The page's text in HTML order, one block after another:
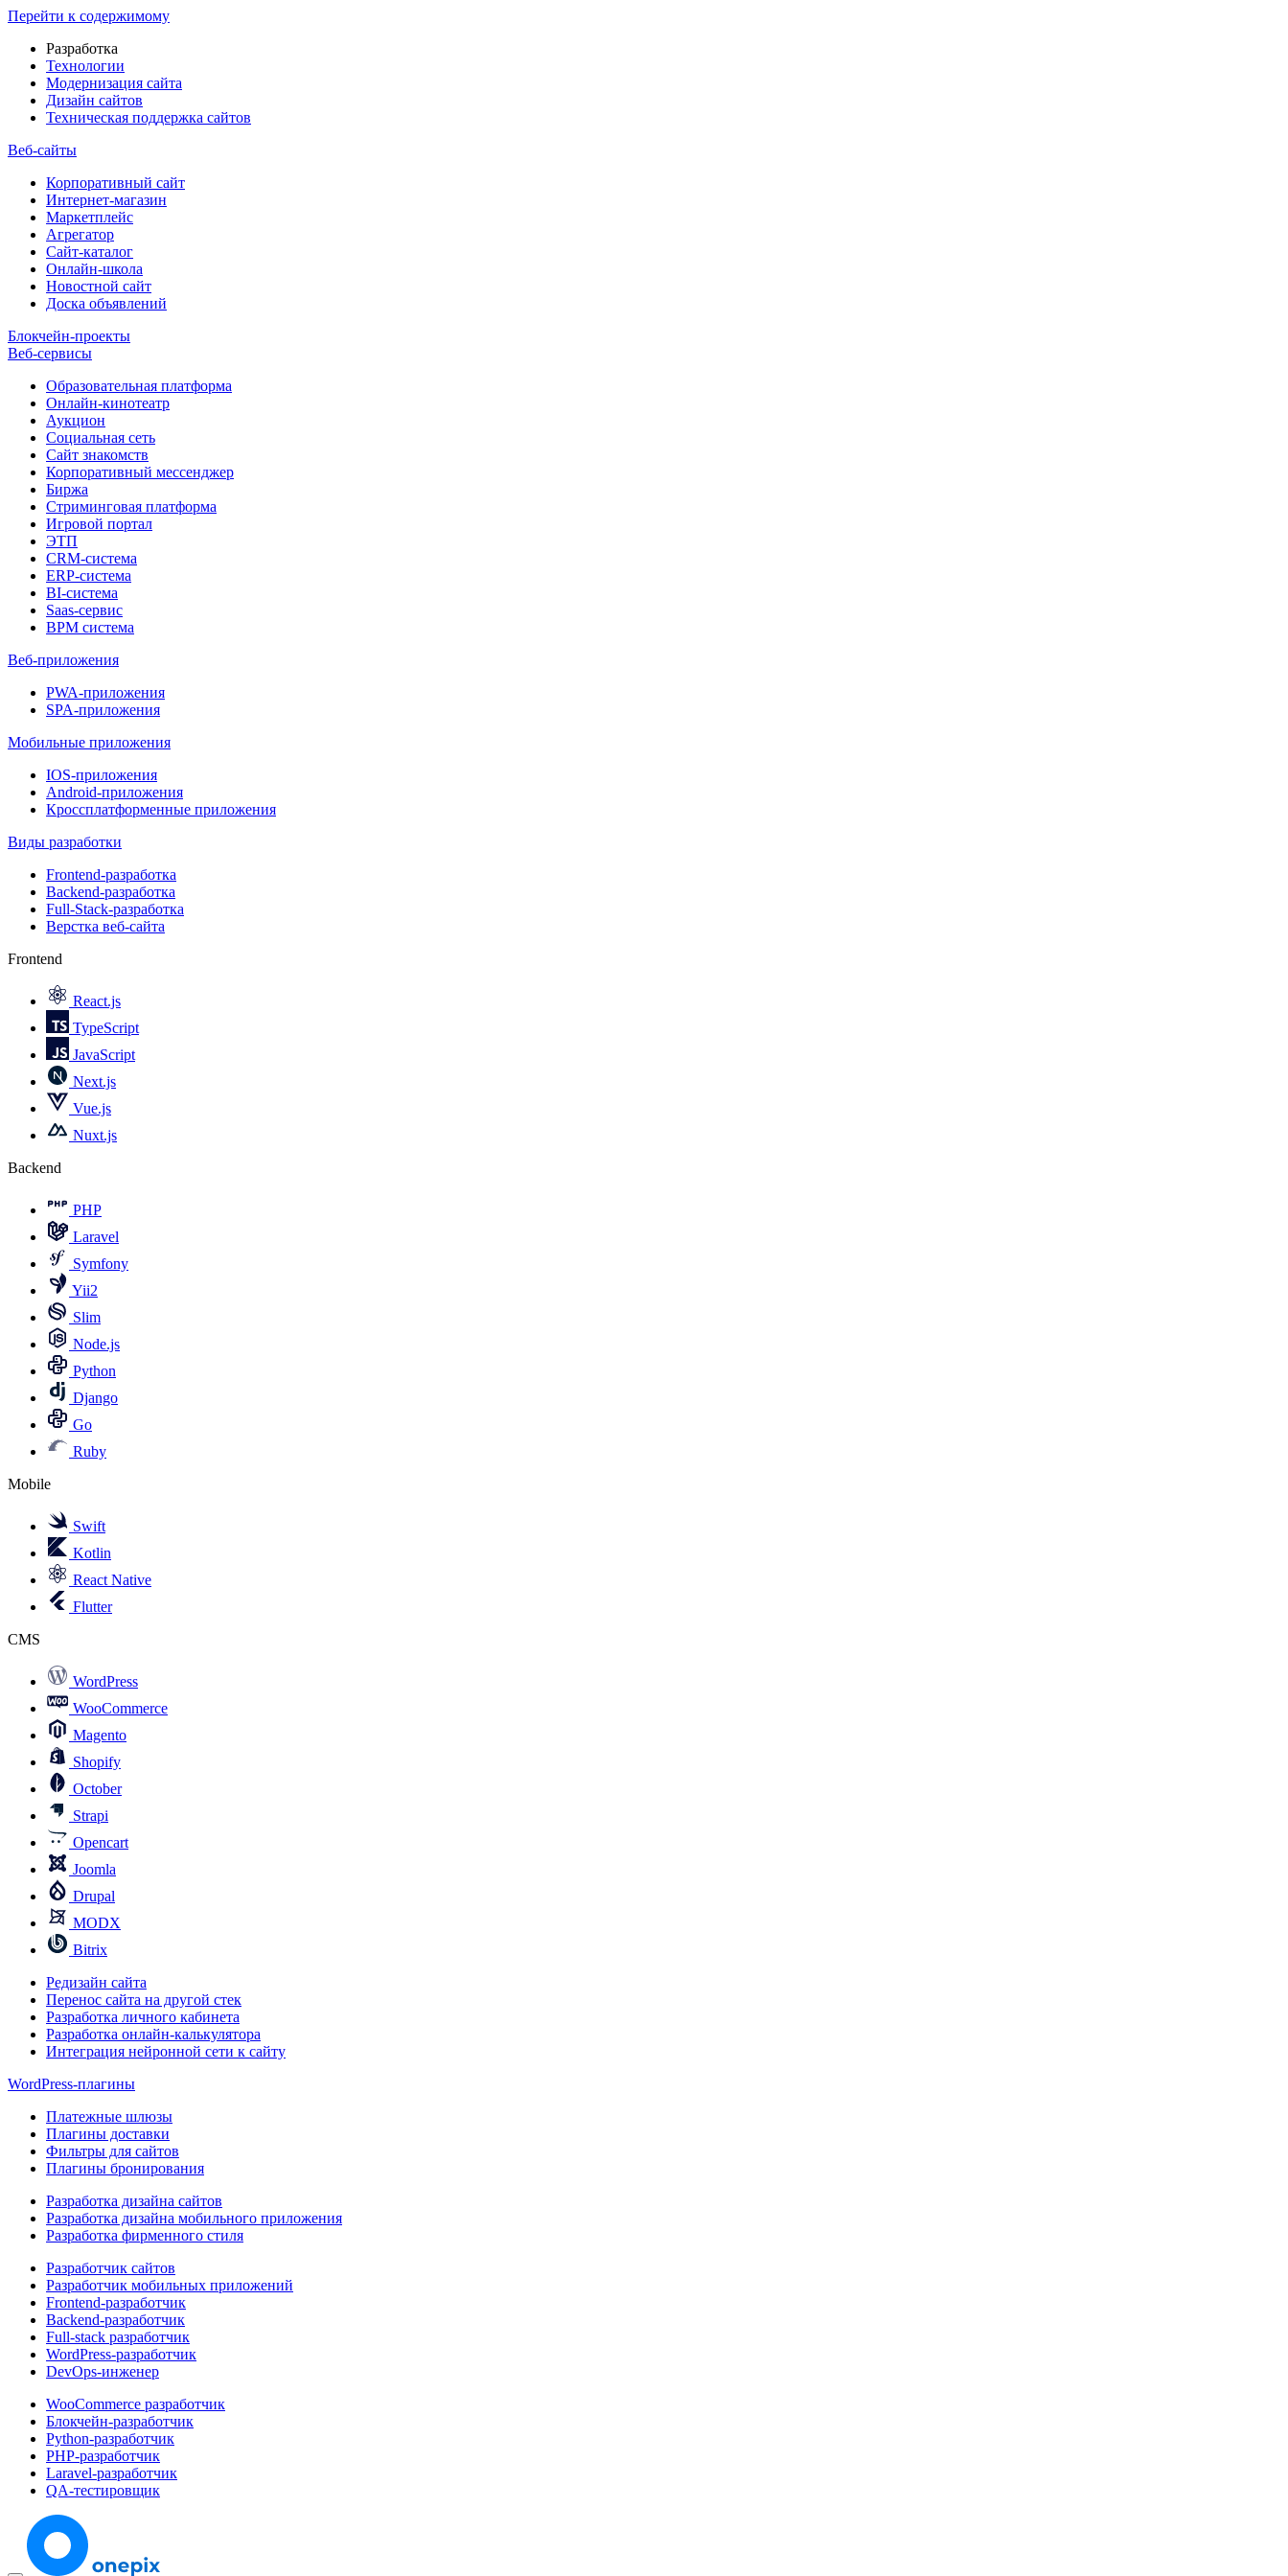
Перейти к содержимому
Разработка
Технологии
Модернизация сайта
Дизайн сайтов
Техническая поддержка сайтов
Веб-сайты
Корпоративный сайт
Интернет-магазин
Маркетплейс
Агрегатор
Сайт-каталог
Онлайн-школа
Новостной сайт
Доска объявлений
Блокчейн-проекты
Веб-сервисы
Образовательная платформа
Онлайн-кинотеатр
Аукцион
Социальная сеть
Сайт знакомств
Корпоративный мессенджер
Биржа
Стриминговая платформа
Игровой портал
ЭТП
CRM-система
ERP-система
BI-система
Saas-сервис
BPM система
Веб-приложения
PWA-приложения
SPA-приложения
Мобильные приложения
IOS-приложения
Android-приложения
Кроссплатформенные приложения
Виды разработки
Frontend-разработка
Backend-разработка
Full-Stack-разработка
Верстка веб-сайта
Frontend
React.js
TypeScript
JavaScript
Next.js
Vue.js
Nuxt.js
Backend
PHP
Laravel
Symfony
Yii2
Slim
Node.js
Python
Django
Go
Ruby
Mobile
Swift
Kotlin
React Native
Flutter
CMS
WordPress
WooCommerce
Magento
Shopify
October
Strapi
Opencart
Joomla
Drupal
MODX
Bitrix
Редизайн сайта
Перенос сайта на другой стек
Разработка личного кабинета
Разработка онлайн-калькулятора
Интеграция нейронной сети к сайту
WordPress-плагины
Платежные шлюзы
Плагины доставки
Фильтры для сайтов
Плагины бронирования
Разработка дизайна сайтов
Разработка дизайна мобильного приложения
Разработка фирменного стиля
Разработчик сайтов
Разработчик мобильных приложений
Frontend-разработчик
Backend-разработчик
Full-stack разработчик
WordPress-разработчик
DevOps-инженер
WooCommerce разработчик
Блокчейн-разработчик
Python-разработчик
PHP-разработчик
Laravel-разработчик
QA-тестировщик